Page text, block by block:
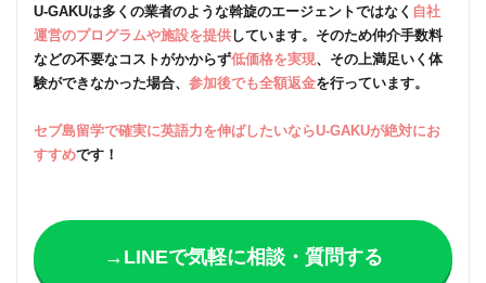
U-GAKUは多くの業者のような斡旋のエージェントではなく 自社
運営のプログラムや施設を提供しています。そのため仲介手数料
などの不要なコストがかからず低価格を実現、その上満足いく体
験ができなかった場合、 参加後でも全額返金を行っています。
セブ島留学で確実に英語力を伸ばしたいならU-GAKUが絶対にお
すすめです！
→LINEで気軽に相談・質問する